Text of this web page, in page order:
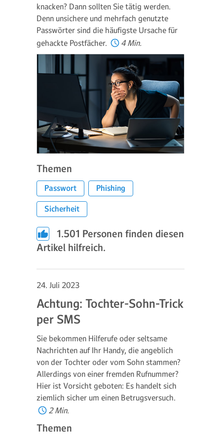
knacken? Dann sollten Sie tätig werden.
Denn unsichere und mehrfach genutzte
Passwörter sind die häufigste Ursache für
gehackte Postfächer.
4 Min.
Themen
Passwort
Phishing
Sicherheit
1.501 Personen finden diesen
Artikel hilfreich.
24. Juli 2023
Achtung: Tochter-Sohn-Trick
per SMS
Sie bekommen Hilferufe oder seltsame
Nachrichten auf Ihr Handy, die angeblich
von der Tochter oder vom Sohn stammen?
Allerdings von einer fremden Rufnummer?
Hier ist Vorsicht geboten: Es handelt sich
ziemlich sicher um einen Betrugsversuch.
2 Min.
Themen